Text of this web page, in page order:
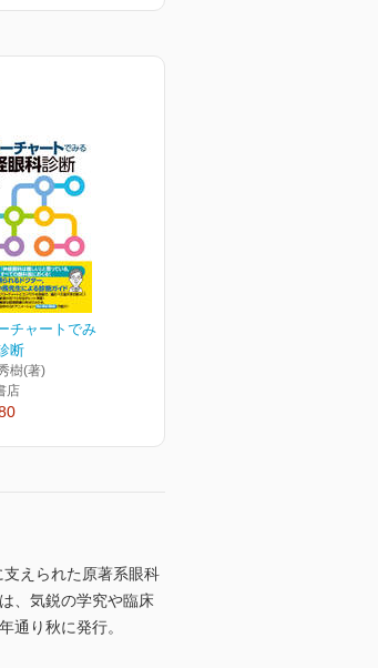
チャートでみる神経
断
樹(著)
店
えられた原著系眼科
、気鋭の学究や臨床
通り秋に発行。